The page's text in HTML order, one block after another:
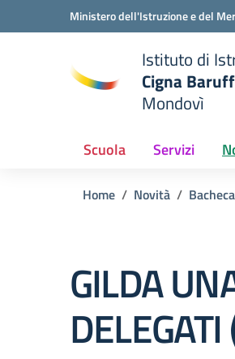
Vai ai contenuti
Vai al menu di navigazioneMinistero dell'Istruzione e del
Istituto di
Cigna
Mondovì
Scuola Servizi
Home Novità
GILDA